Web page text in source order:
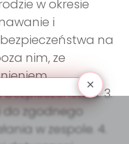
w okresie
i
na
nim, ze
3.
zgodnego
w zespole. 4.